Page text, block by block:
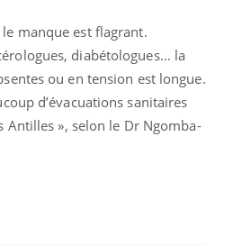
manque est flagrant.
diabétologues… la
ou en tension est longue.
d’évacuations sanitaires
Antilles », selon le Dr Ngomba-